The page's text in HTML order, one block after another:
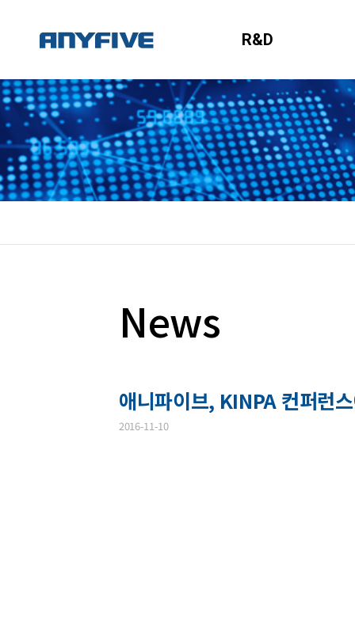
R&D
News
애니파이브, KINPA 컨퍼런
2016-11-10